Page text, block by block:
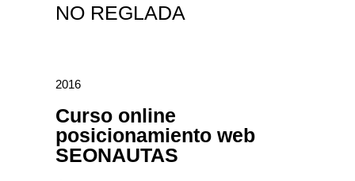
NO REGLADA
2016
Curso online
posicionamiento web
SEONAUTAS